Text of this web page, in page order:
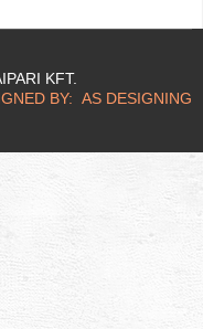
KFT.
BY: AS DESIGNING